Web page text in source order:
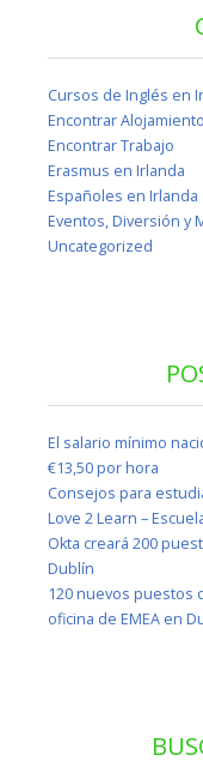
Cursos de Inglés en
Encontrar Alojamiento
Encontrar Trabajo
Erasmus en Irlanda
Españoles en Irlanda
Eventos, Diversión y
Uncategorized
El salario mínimo
€13,50 por hora
Consejos para
Love 2 Learn –
Okta creará 200
Dublín
120 nuevos puestos
oficina de EMEA en